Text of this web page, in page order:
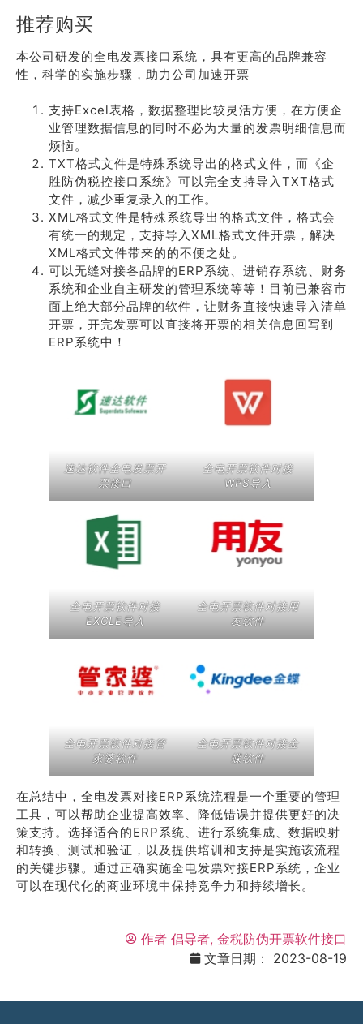
推荐购买
本公司研发的全电发票接口系统，具有更高的品牌兼容
性，科学的实施步骤，助力公司加速开票
支持Excel表格，数据整理比较灵活方便，在方便企
业管理数据信息的同时不必为大量的发票明细信息而
烦恼。
TXT格式文件是特殊系统导出的格式文件，而《企
胜防伪税控接口系统》可以完全支持导入TXT格式
文件，减少重复录入的工作。
XML格式文件是特殊系统导出的格式文件，格式会
有统一的规定，支持导入XML格式文件开票，解决
XML格式文件带来的的不便之处。
可以无缝对接各品牌的ERP系统、进销存系统、财务
系统和企业自主研发的管理系统等等！目前已兼容市
面上绝大部分品牌的软件，让财务直接快速导入清单
开票，开完发票可以直接将开票的相关信息回写到
ERP系统中！
速达软件全电发票开
票接口
全电开票软件对接
WPS导入
全电开票软件对接
EXCLE导入
全电开票软件对接用
友软件
全电开票软件对接管
家婆软件
全电开票软件对接金
蝶软件
在总结中，全电发票对接ERP系统流程是一个重要的管理
工具，可以帮助企业提高效率、降低错误并提供更好的决
策支持。选择适合的ERP系统、进行系统集成、数据映射
和转换、测试和验证，以及提供培训和支持是实施该流程
的关键步骤。通过正确实施全电发票对接ERP系统，企业
可以在现代化的商业环境中保持竞争力和持续增长。
作者 倡导者, 金税防伪开票软件接口
文章日期：
2023-08-19